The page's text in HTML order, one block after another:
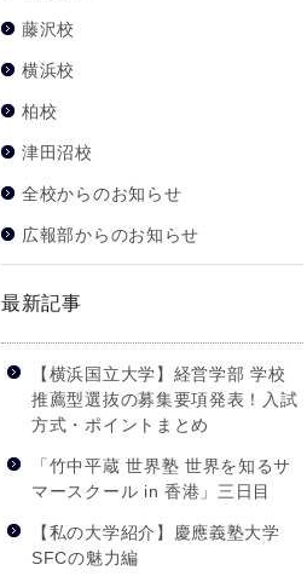
藤沢校
横浜校
柏校
津田沼校
全校からのお知らせ
広報部からのお知らせ
最新記事
【横浜国立大学】経営学部 学校
推薦型選抜の募集要項発表！入試
方式・ポイントまとめ
「竹中平蔵 世界塾 世界を知るサ
マースクール in 香港」三日目
【私の大学紹介】慶應義塾大学
SFCの魅力編